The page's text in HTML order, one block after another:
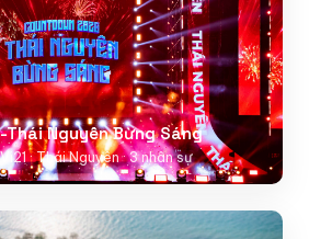
Nguyên Bừng Sáng
· Thái Nguyên · 3 nhân sự